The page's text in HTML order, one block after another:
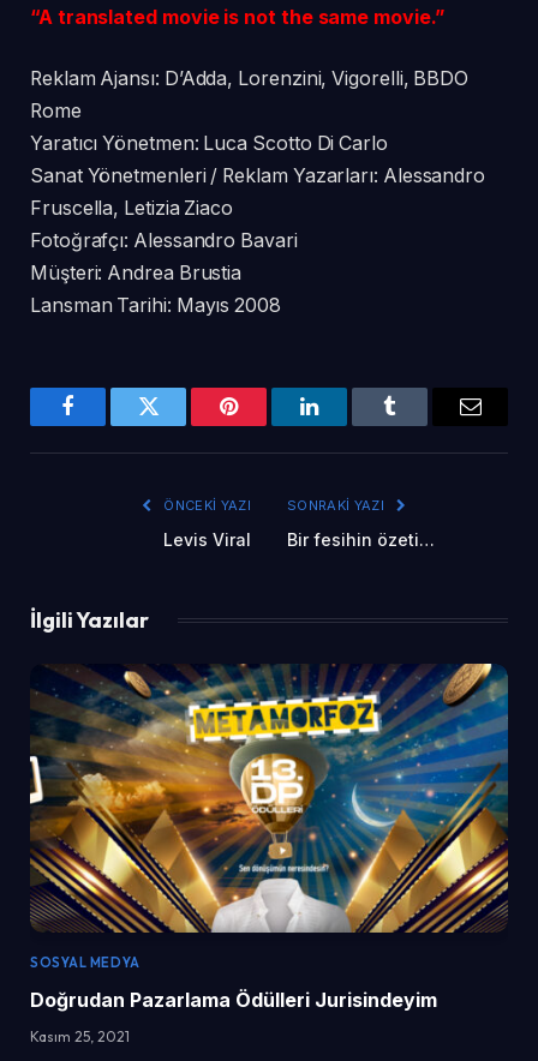
“A translated movie is not the same movie.”
Reklam Ajansı: D’Adda, Lorenzini, Vigorelli, BBDO
Rome
Yaratıcı Yönetmen: Luca Scotto Di Carlo
Sanat Yönetmenleri / Reklam Yazarları: Alessandro
Fruscella, Letizia Ziaco
Fotoğrafçı: Alessandro Bavari
Müşteri: Andrea Brustia
Lansman Tarihi: Mayıs 2008
FacebookTwitter Pinterest LinkedInTumblr Email
ÖNCEKI YAZI
Levis Viral
SONRAKI YAZI
Bir fesihin özeti…
İlgili Yazılar
SOSYAL MEDYA
Doğrudan Pazarlama Ödülleri Jurisindeyim
Kasım 25, 2021